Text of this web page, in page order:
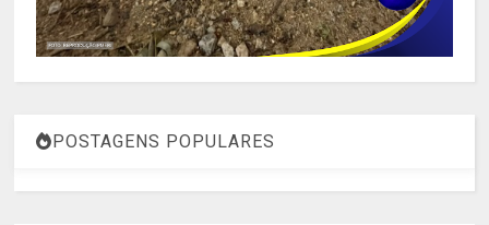
POSTAGENS POPULARES